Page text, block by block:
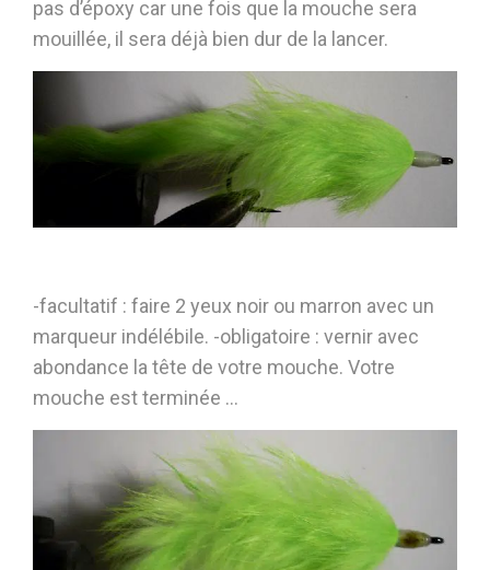
pas d’époxy car une fois que la mouche sera
mouillée, il sera déjà bien dur de la lancer.
-facultatif : faire 2 yeux noir ou marron avec un
marqueur indélébile. -obligatoire : vernir avec
abondance la tête de votre mouche. Votre
mouche est terminée …